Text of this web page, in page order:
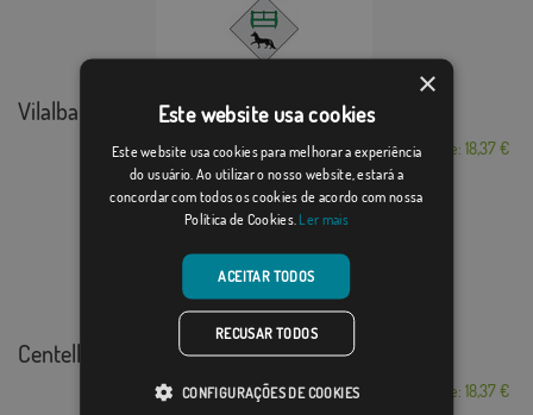
Vilalba Sasserra
Desde: 18,37 €
Centelles
Desde: 18,37 €
×
Este website usa cookies
Este website usa cookies para melhorar a experiência
do usuário. Ao utilizar o nosso website, estará a
concordar com todos os cookies de acordo com nossa
Política de Cookies. Ler mais
ACEITAR TODOS
RECUSAR TODOS
CONFIGURAÇÕES DE COOKIES